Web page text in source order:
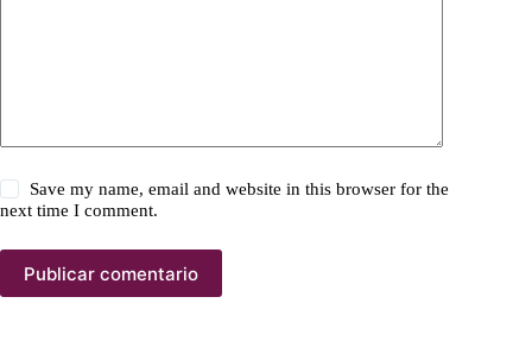
Save my name, email and website in this browser for the
next time I comment.
Publicar comentario